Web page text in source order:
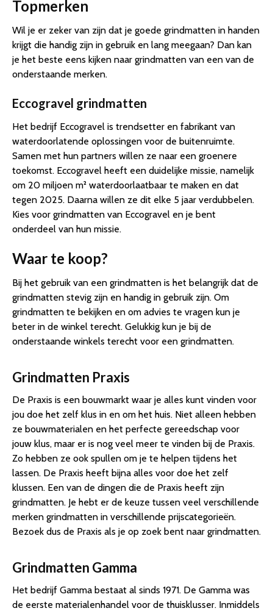
Topmerken
Wil je er zeker van zijn dat je goede grindmatten in handen
krijgt die handig zijn in gebruik en lang meegaan? Dan kan
je het beste eens kijken naar grindmatten van een van de
onderstaande merken.
Eccogravel grindmatten
Het bedrijf Eccogravel is trendsetter en fabrikant van
waterdoorlatende oplossingen voor de buitenruimte.
Samen met hun partners willen ze naar een groenere
toekomst. Eccogravel heeft een duidelijke missie, namelijk
om 20 miljoen m² waterdoorlaatbaar te maken en dat
tegen 2025. Daarna willen ze dit elke 5 jaar verdubbelen.
Kies voor grindmatten van Eccogravel en je bent
onderdeel van hun missie.
Waar te koop?
Bij het gebruik van een grindmatten is het belangrijk dat de
grindmatten stevig zijn en handig in gebruik zijn. Om
grindmatten te bekijken en om advies te vragen kun je
beter in de winkel terecht. Gelukkig kun je bij de
onderstaande winkels terecht voor een grindmatten.
Grindmatten Praxis
De Praxis is een bouwmarkt waar je alles kunt vinden voor
jou doe het zelf klus in en om het huis. Niet alleen hebben
ze bouwmaterialen en het perfecte gereedschap voor
jouw klus, maar er is nog veel meer te vinden bij de Praxis.
Zo hebben ze ook spullen om je te helpen tijdens het
lassen. De Praxis heeft bijna alles voor doe het zelf
klussen. Een van de dingen die de Praxis heeft zijn
grindmatten. Je hebt er de keuze tussen veel verschillende
merken grindmatten in verschillende prijscategorieën.
Bezoek dus de Praxis als je op zoek bent naar grindmatten.
Grindmatten Gamma
Het bedrijf Gamma bestaat al sinds 1971. De Gamma was
de eerste materialenhandel voor de thuisklusser. Inmiddels